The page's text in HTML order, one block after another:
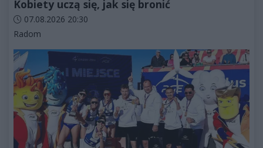
Kobiety uczą się, jak się bronić
Data dodania artykułu:
07.08.2026 20:30
Kategorie artykułu:
Radom